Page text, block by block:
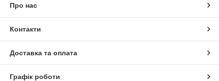
Про нас
Контакти
Доставка та оплата
Графік роботи